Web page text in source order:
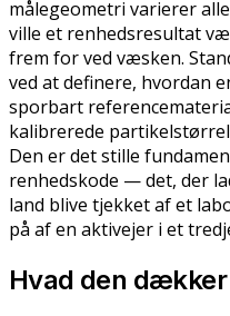
målegeometri varierer
ville et renhedsresultat
frem for ved væsken.
ved at definere, hvordan
sporbart
kalibrerede
Den er det stille
renhedskode — det, der
land blive tjekket af et
på af en aktivejer i et
Hvad den dækker